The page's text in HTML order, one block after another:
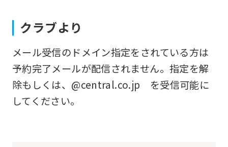
クラブより
メール受信のドメイン指定をされている方は
予約完了メールが配信されません。指定を解
除もしくは、@central.co.jp を受信可能に
してください。
mechanically,
so
it